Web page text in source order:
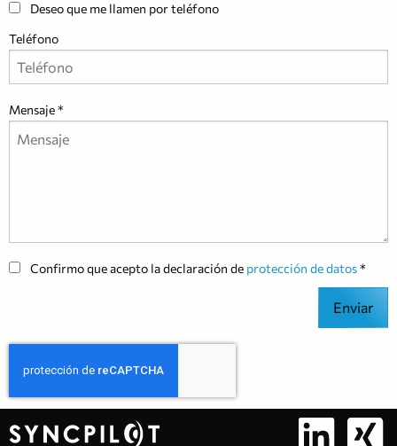
Deseo que me llamen por teléfono
Teléfono
Mensaje
Confirmo que acepto la declaración de protección de datos
Enviar